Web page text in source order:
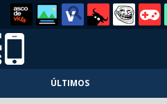
ÚLTIMOS